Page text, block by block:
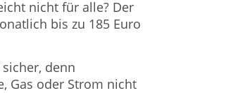
nicht für alle? Der
bis zu 185 Euro
denn
Gas oder Strom nicht